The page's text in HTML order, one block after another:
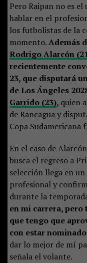
Pero Raipan no es
hablar en el
los futbolistas de la
momento.Además
Rodrigo Alarcón
recientemente
23, que disputará
de Los Ángeles
Garrido (23), quien
de Rancagua y
Copa Sudamericana
En el caso de
busca el regreso a
selección llega en
profesional y
durante la
en mi carrera,
que tengo que
con estar
dar lo mejor de mí
señala el volante.